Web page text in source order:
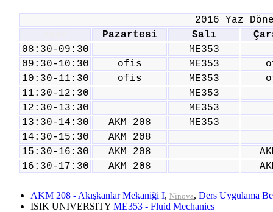
2016 Yaz
Pazartesi Salı
08:30-09:30
ME353
09:30-10:30
ofis ME353
10:30-11:30
ofis ME353
11:30-12:30
ME353
12:30-13:30
ME353
13:30-14:30
AKM 208
ME353
14:30-15:30
AKM 208
15:30-16:30
AKM 208
16:30-17:30
AKM 208
AKM 208 - Akışkanlar Mekaniği I, Ninova, Ders Uygulama
ISIK UNIVERSITY ME353 - Fluid Mechanics